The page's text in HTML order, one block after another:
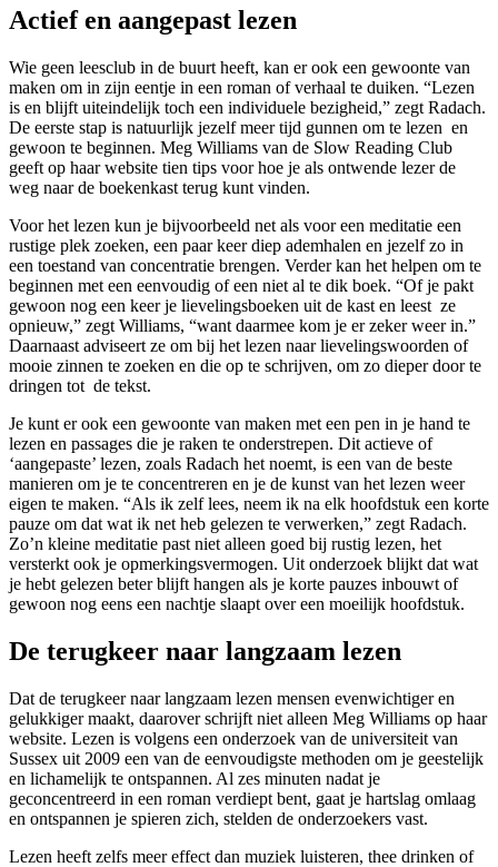
Actief en aangepast lezen
Wie geen leesclub in de buurt heeft, kan er ook een gewoonte van
maken om in zijn eentje in een roman of verhaal te duiken. “Lezen
is en blijft uiteindelijk toch een individuele bezigheid,” zegt Radach.
De eerste stap is natuurlijk jezelf meer tijd gunnen om te lezen en
gewoon te beginnen. Meg Williams van de Slow Reading Club
geeft op haar website tien tips voor hoe je als ontwende lezer de
weg naar de boekenkast terug kunt vinden.
Voor het lezen kun je bijvoorbeeld net als voor een meditatie een
rustige plek zoeken, een paar keer diep ademhalen en jezelf zo in
een toestand van concentratie brengen. Verder kan het helpen om te
beginnen met een eenvoudig of een niet al te dik boek. “Of je pakt
gewoon nog een keer je lievelingsboeken uit de kast en leest ze
opnieuw,” zegt Williams, “want daarmee kom je er zeker weer in.”
Daarnaast adviseert ze om bij het lezen naar lievelingswoorden of
mooie zinnen te zoeken en die op te schrijven, om zo dieper door te
dringen tot de tekst.
Je kunt er ook een gewoonte van maken met een pen in je hand te
lezen en passages die je raken te onderstrepen. Dit actieve of
‘aangepaste’ lezen, zoals Radach het noemt, is een van de beste
manieren om je te concentreren en je de kunst van het lezen weer
eigen te maken. “Als ik zelf lees, neem ik na elk hoofdstuk een korte
pauze om dat wat ik net heb gelezen te verwerken,” zegt Radach.
Zo’n kleine meditatie past niet alleen goed bij rustig lezen, het
versterkt ook je opmerkingsvermogen. Uit onderzoek blijkt dat wat
je hebt gelezen beter blijft hangen als je korte pauzes inbouwt of
gewoon nog eens een nachtje slaapt over een moeilijk hoofdstuk.
De terugkeer naar langzaam lezen
Dat de terugkeer naar langzaam lezen mensen evenwichtiger en
gelukkiger maakt, daarover schrijft niet alleen Meg Williams op haar
website. Lezen is volgens een onderzoek van de universiteit van
Sussex uit 2009 een van de eenvoudigste methoden om je geestelijk
en lichamelijk te ontspannen. Al zes minuten nadat je
geconcentreerd in een roman verdiept bent, gaat je hartslag omlaag
en ontspannen je spieren zich, stelden de onderzoekers vast.
Lezen heeft zelfs meer effect dan muziek luisteren, thee drinken of